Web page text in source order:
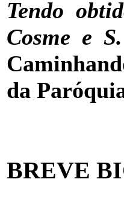
Tendo
Cosme e
da
BREVE